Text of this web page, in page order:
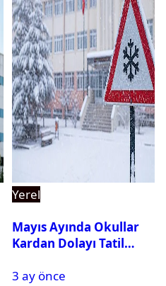
Yerel
Mayıs Ayında Okullar
Kardan Dolayı Tatil
3 ay önce